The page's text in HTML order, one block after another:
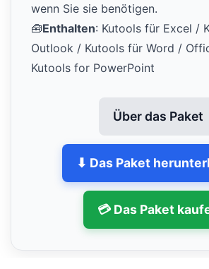
wenn Sie sie benötigen.
🧰Enthalten: Kutools für Excel /
Outlook / Kutools für Word /
Kutools for PowerPoint
Über das Paket
⬇ Das Paket
💳 Das Paket